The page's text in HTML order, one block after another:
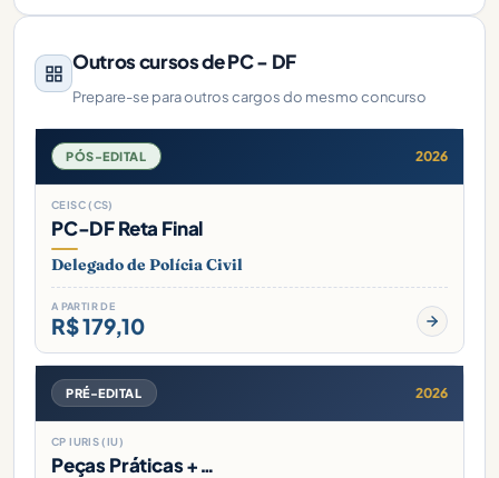
Outros cursos de PC - DF
Prepare-se para outros cargos do mesmo concurso
PÓS-EDITAL 2026
CEISC (CS)
PC-DF Reta Final
Delegado de Polícia Civil
A PARTIR DE
R$ 179,10
PRÉ-EDITAL 2026
CP IURIS (IU)
Peças Práticas +…